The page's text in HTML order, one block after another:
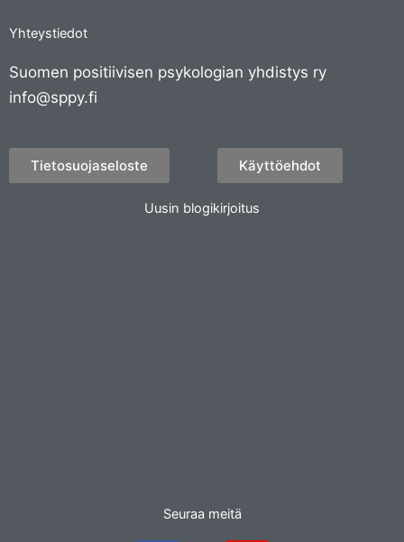
Yhteystiedot
Suomen positiivisen psykologian yhdistys ry
info@sppy.fi
Tietosuojaseloste Käyttöehdot
Uusin blogikirjoitus
Seuraa meitä